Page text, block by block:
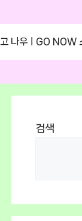
고 나우ㅣGO NOW
검색